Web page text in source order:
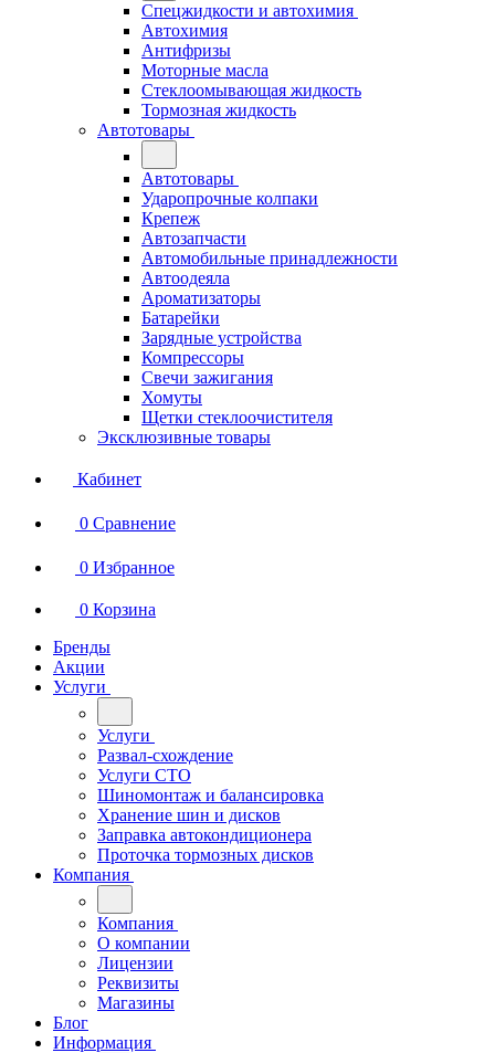
Спецжидкости и автохимия
Автохимия
Антифризы
Моторные масла
Стеклоомывающая жидкость
Тормозная жидкость
Автотовары
Автотовары
Ударопрочные колпаки
Крепеж
Автозапчасти
Автомобильные принадлежности
Автоодеяла
Ароматизаторы
Батарейки
Зарядные устройства
Компрессоры
Свечи зажигания
Хомуты
Щетки стеклоочистителя
Эксклюзивные товары
Кабинет
0 Сравнение
0 Избранное
0 Корзина
Бренды
Акции
Услуги
Услуги
Развал-схождение
Услуги СТО
Шиномонтаж и балансировка
Хранение шин и дисков
Заправка автокондиционера
Проточка тормозных дисков
Компания
Компания
О компании
Лицензии
Реквизиты
Магазины
Блог
Информация